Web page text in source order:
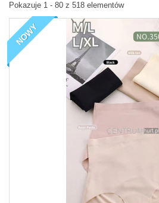
Pokazuje 1 - 80 z 518 elementów
NOWY